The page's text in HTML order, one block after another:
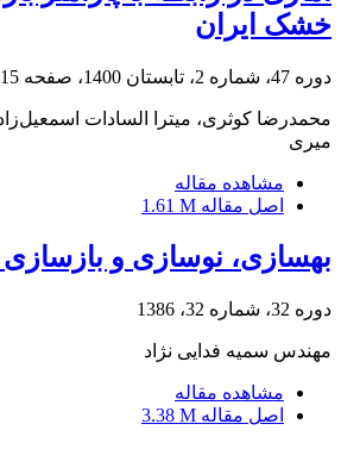
خشک ایران
دوره 47، شماره 2، تابستان 1400، صفحه 332
محمدرضا کوثری، میترا السادات
میری
مشاهده مقاله
اصل مقاله 1.61 M
بهسازی، نوسازی و
دوره 32، شماره 32، 1386
مهندس سمیه فدایی نژاد
مشاهده مقاله
اصل مقاله 3.38 M